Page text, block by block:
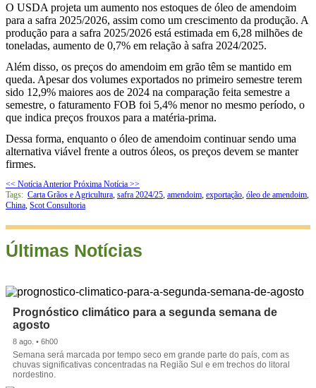
O USDA projeta um aumento nos estoques de óleo de amendoim
para a safra 2025/2026, assim como um crescimento da produção. A
produção para a safra 2025/2026 está estimada em 6,28 milhões de
toneladas, aumento de 0,7% em relação à safra 2024/2025.
Além disso, os preços do amendoim em grão têm se mantido em
queda. Apesar dos volumes exportados no primeiro semestre terem
sido 12,9% maiores aos de 2024 na comparação feita semestre a
semestre, o faturamento FOB foi 5,4% menor no mesmo período, o
que indica preços frouxos para a matéria-prima.
Dessa forma, enquanto o óleo de amendoim continuar sendo uma
alternativa viável frente a outros óleos, os preços devem se manter
firmes.
<< Notícia Anterior Próxima Notícia >>
Tags: Carta Grãos e Agricultura safra 2024/25 amendoim exportação óleo de amendoim
China Scot Consultoria
Últimas Notícias
Prognóstico climático para a segunda semana de
agosto
8 ago. • 6h00
Semana será marcada por tempo seco em grande parte do país, com as
chuvas significativas concentradas na Região Sul e em trechos do litoral
nordestino.